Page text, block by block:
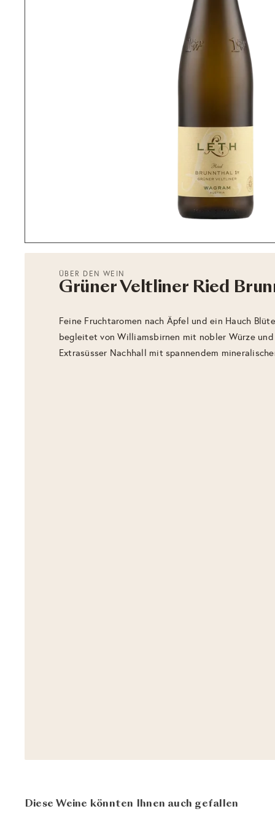
ÜBER DEN WEIN
Grüner Veltliner Ried
Feine Fruchtaromen nach Äpfel und ein Hauch
begleitet von Williamsbirnen mit nobler Würze
Extrasüsser Nachhall mit spannendem
Diese Weine könnten Ihnen auch gefallen